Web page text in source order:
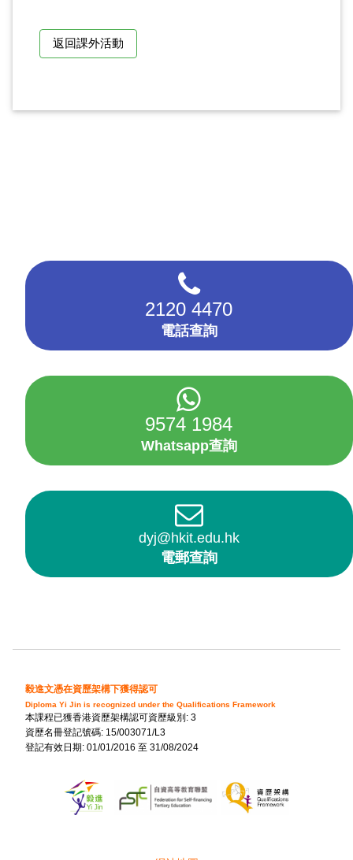
返回課外活動
2120 4470
電話查詢
9574 1984
Whatsapp查詢
dyj@hkit.edu.hk
電郵查詢
毅進文憑在資歷架構下獲得認可
Diploma Yi Jin is recognized under the Qualifications Framework
本課程已獲香港資歷架構認可資歷級別: 3
資歷名冊登記號碼: 15/003071/L3
登記有效日期: 01/01/2016 至 31/08/2024